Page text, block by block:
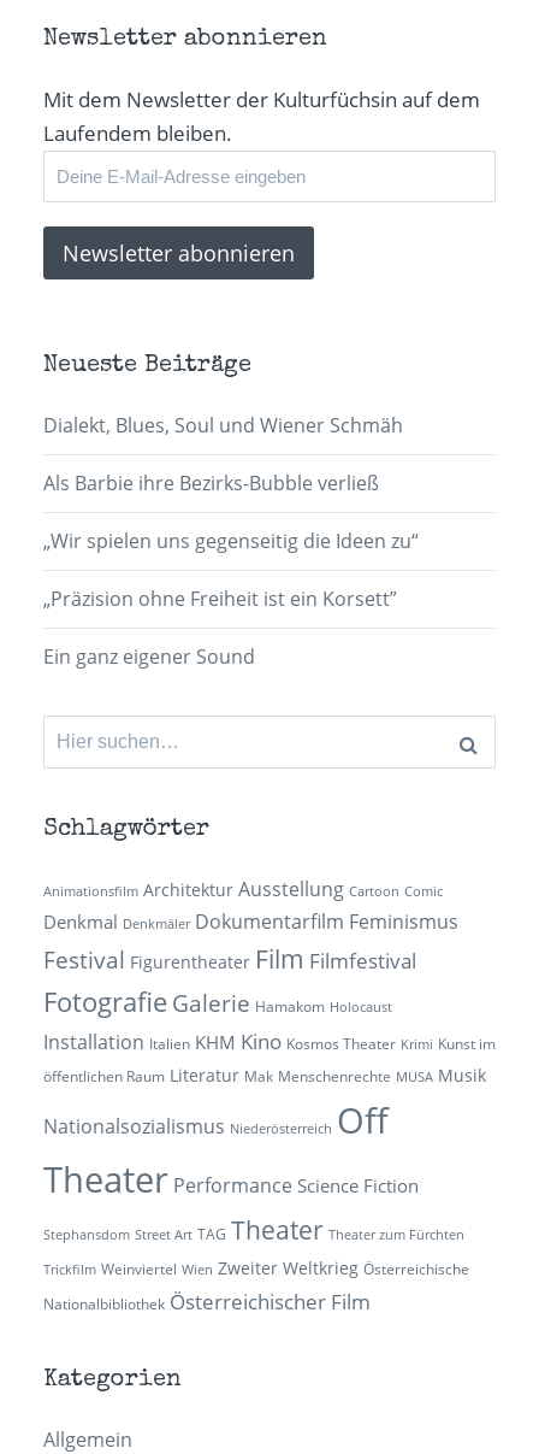
in
neuem
Newsletter abonnieren
Mit dem Newsletter der Kulturfüchsin auf dem
Laufendem bleiben.
Neueste Beiträge
Dialekt, Blues, Soul und Wiener Schmäh
Als Barbie ihre Bezirks-Bubble verließ
„Wir spielen uns gegenseitig die Ideen zu“
„Präzision ohne Freiheit ist ein Korsett”
Ein ganz eigener Sound
Suchen
nach:
Schlagwörter
Animationsfilm Architektur Ausstellung Cartoon Comic
Denkmal Denkmäler Dokumentarfilm Feminismus
Festival Figurentheater Film Filmfestival
Fotografie Galerie Hamakom Holocaust
Installation Italien KHM Kino Kosmos Theater Krimi Kunst im
öffentlichen Raum Literatur Mak Menschenrechte MUSA Musik
Nationalsozialismus Niederösterreich Off
Theater Performance Science Fiction
Stephansdom Street Art TAG Theater Theater zum Fürchten
Trickfilm Weinviertel Wien Zweiter Weltkrieg Österreichische
Nationalbibliothek Österreichischer Film
Kategorien
Allgemein